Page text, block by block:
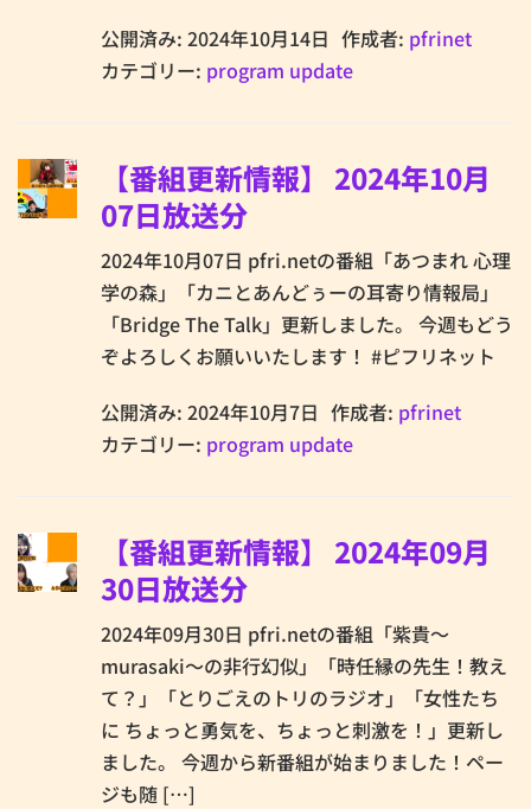
公開済み: 2024年10月14日 作成者: pfrinet
カテゴリー: program update
【番組更新情報】 2024年10月
07日放送分
2024年10月07日 pfri.netの番組「あつまれ 心理
学の森」「カニとあんどぅーの耳寄り情報局」
「Bridge The Talk」更新しました。 今週もどう
ぞよろしくお願いいたします！ #ピフリネット
公開済み: 2024年10月7日 作成者: pfrinet
カテゴリー: program update
【番組更新情報】 2024年09月
30日放送分
2024年09月30日 pfri.netの番組「紫貴～
murasaki～の非行幻似」「時任縁の先生！教え
て？」「とりごえのトリのラジオ」「女性たち
に ちょっと勇気を、ちょっと刺激を！」更新し
ました。 今週から新番組が始まりました！ペー
ジも随 […]